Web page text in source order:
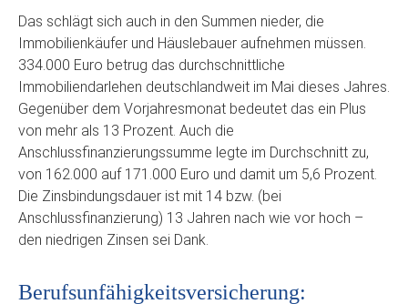
Das schlägt sich auch in den Summen nieder, die
Immobilienkäufer und Häuslebauer aufnehmen müssen.
334.000 Euro betrug das durchschnittliche
Immobiliendarlehen deutschlandweit im Mai dieses Jahres.
Gegenüber dem Vorjahresmonat bedeutet das ein Plus
von mehr als 13 Prozent. Auch die
Anschlussfinanzierungssumme legte im Durchschnitt zu,
von 162.000 auf 171.000 Euro und damit um 5,6 Prozent.
Die Zinsbindungsdauer ist mit 14 bzw. (bei
Anschlussfinanzierung) 13 Jahren nach wie vor hoch –
den niedrigen Zinsen sei Dank.
Berufsunfähigkeitsversicherung: